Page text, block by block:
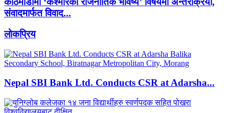
संवादमार्फत विवाद...
लाेकप्रिय
Nepal SBI Bank Ltd. Conducts CSR at Adarsha...